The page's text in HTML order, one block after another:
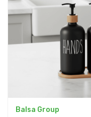
System Banyo